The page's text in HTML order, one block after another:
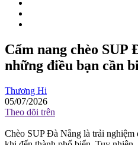
Cẩm nang chèo
những điều bạn cần
Thương Hi
05/07/2026
Theo dõi trên
Chèo SUP Đà Nẵng là trải